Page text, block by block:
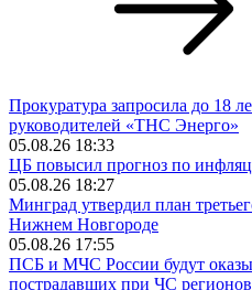
Прокуратура запросила до 18
руководителей «ТНС Энерго»
05.08.26 18:33
ЦБ повысил прогноз по
05.08.26 18:27
Минград утвердил план
Нижнем Новгороде
05.08.26 17:55
ПСБ и МЧС России будут
пострадавших при ЧС регионов